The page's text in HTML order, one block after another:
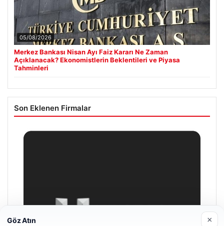
05/08/2026
Merkez Bankası Nisan Ayı Faiz Kararı Ne Zaman
Açıklanacak? Ekonomistlerin Beklentileri ve Piyasa
Tahminleri
Son Eklenen Firmalar
Göz Atın ×